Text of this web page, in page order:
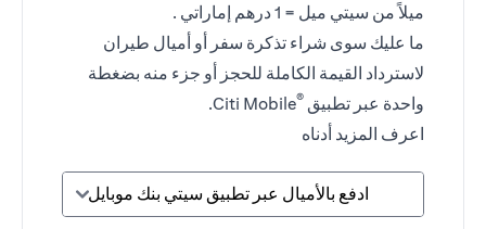
ميلاً من سيتي ميل = 1 درهم إماراتي .
ما عليك سوى شراء تذكرة سفر أو أميال طيران
لاسترداد القيمة الكاملة للحجز أو جزء منه بضغطة
واحدة عبر تطبيق ®
Citi Mobile.
اعرف المزيد أدناه
ادفع بالأميال عبر تطبيق سيتي بنك موبايل